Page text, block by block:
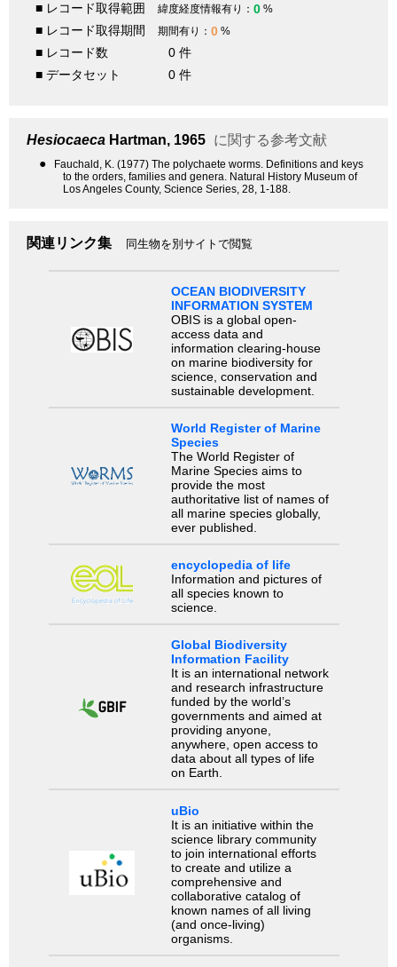
■ レコード取得範囲 緯度経度情報有り： 0 %
■ レコード取得期間 期間有り： 0 %
■ レコード数
0 件
■ データセット
0 件
Hesiocaeca Hartman, 1965 に関する参考文献
●
Fauchald, K. (1977) The polychaete worms. Definitions and keys
to the orders, families and genera. Natural History Museum of
Los Angeles County, Science Series, 28, 1-188.
関連リンク集 同生物を別サイトで閲覧
OCEAN BIODIVERSITY
INFORMATION SYSTEM
OBIS is a global open-
access data and
information clearing-house
on marine biodiversity for
science, conservation and
sustainable development.
World Register of Marine
Species
The World Register of
Marine Species aims to
provide the most
authoritative list of names of
all marine species globally,
ever published.
encyclopedia of life
Information and pictures of
all species known to
science.
Global Biodiversity
Information Facility
It is an international network
and research infrastructure
funded by the world’s
governments and aimed at
providing anyone,
anywhere, open access to
data about all types of life
on Earth.
uBio
It is an initiative within the
science library community
to join international efforts
to create and utilize a
comprehensive and
collaborative catalog of
known names of all living
(and once-living)
organisms.